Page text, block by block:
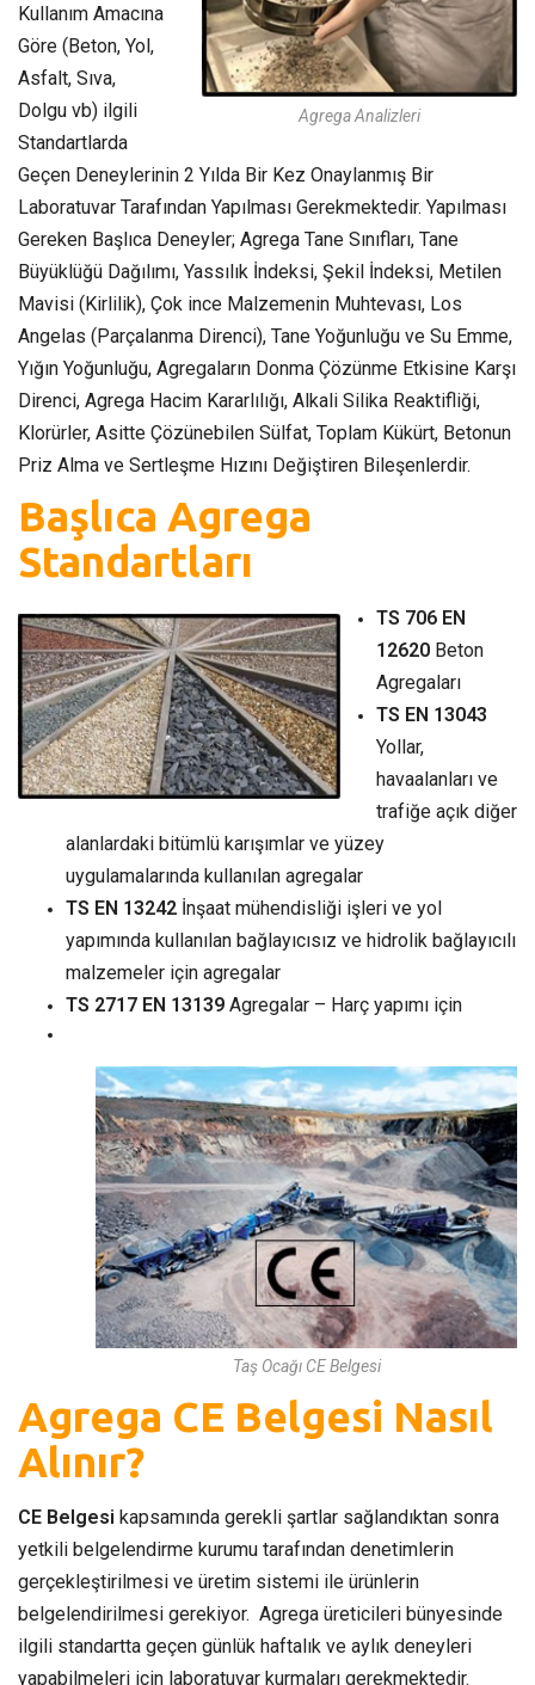
Agrega Analizleri
Kullanım Amacına
Göre (Beton, Yol,
Asfalt, Sıva,
Dolgu vb) ilgili
Standartlarda
Geçen Deneylerinin 2 Yılda Bir Kez Onaylanmış Bir
Laboratuvar Tarafından Yapılması Gerekmektedir. Yapılması
Gereken Başlıca Deneyler; Agrega Tane Sınıfları, Tane
Büyüklüğü Dağılımı, Yassılık İndeksi, Şekil İndeksi, Metilen
Mavisi (Kirlilik), Çok ince Malzemenin Muhtevası, Los
Angelas (Parçalanma Direnci), Tane Yoğunluğu ve Su Emme,
Yığın Yoğunluğu, Agregaların Donma Çözünme Etkisine Karşı
Direnci, Agrega Hacim Kararlılığı, Alkali Silika Reaktifliği,
Klorürler, Asitte Çözünebilen Sülfat, Toplam Kükürt, Betonun
Priz Alma ve Sertleşme Hızını Değiştiren Bileşenlerdir.
Başlıca Agrega
Standartları
TS 706 EN
12620 Beton
Agregaları
TS EN 13043
Yollar,
havaalanları ve
trafiğe açık diğer
alanlardaki bitümlü karışımlar ve yüzey
uygulamalarında kullanılan agregalar
TS EN 13242 İnşaat mühendisliği işleri ve yol
yapımında kullanılan bağlayıcısız ve hidrolik bağlayıcılı
malzemeler için agregalar
TS 2717 EN 13139 Agregalar – Harç yapımı için
Taş Ocağı CE Belgesi
Agrega CE Belgesi Nasıl
Alınır?
CE Belgesi kapsamında gerekli şartlar sağlandıktan sonra
yetkili belgelendirme kurumu tarafından denetimlerin
gerçekleştirilmesi ve üretim sistemi ile ürünlerin
belgelendirilmesi gerekiyor. Agrega üreticileri bünyesinde
ilgili standartta geçen günlük haftalık ve aylık deneyleri
yapabilmeleri için laboratuvar kurmaları gerekmektedir.